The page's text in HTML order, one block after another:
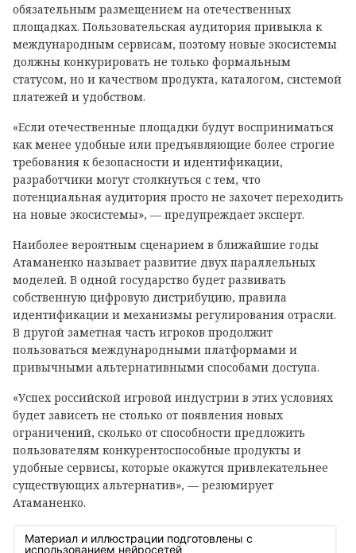
обязательным размещением на отечественных
площадках. Пользовательская аудитория привыкла к
международным сервисам, поэтому новые экосистемы
должны конкурировать не только формальным
статусом, но и качеством продукта, каталогом, системой
платежей и удобством.
«Если отечественные площадки будут восприниматься
как менее удобные или предъявляющие более строгие
требования к безопасности и идентификации,
разработчики могут столкнуться с тем, что
потенциальная аудитория просто не захочет переходить
на новые экосистемы», — предупреждает эксперт.
Наиболее вероятным сценарием в ближайшие годы
Атаманенко называет развитие двух параллельных
моделей. В одной государство будет развивать
собственную цифровую дистрибуцию, правила
идентификации и механизмы регулирования отрасли.
В другой заметная часть игроков продолжит
пользоваться международными платформами и
привычными альтернативными способами доступа.
«Успех российской игровой индустрии в этих условиях
будет зависеть не столько от появления новых
ограничений, сколько от способности предложить
пользователям конкурентоспособные продукты и
удобные сервисы, которые окажутся привлекательнее
существующих альтернатив», — резюмирует
Атаманенко.
Материал и иллюстрации подготовлены с
использованием нейросетей